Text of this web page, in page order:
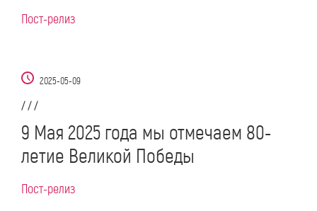
Пост-релиз
2025-05-09
/ / /
9 Мая 2025 года мы отмечаем 80-
летие Великой Победы
Пост-релиз